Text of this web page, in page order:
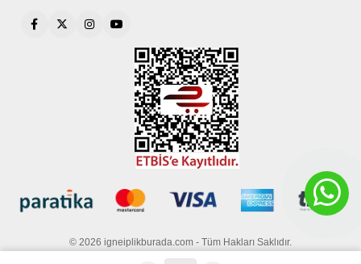
© 2026 igneiplikburada.com - Tüm Hakları Saklıdır.